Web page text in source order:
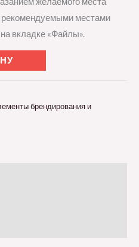
рекомендуемыми местами
вкладке «Файлы».
брендирования и